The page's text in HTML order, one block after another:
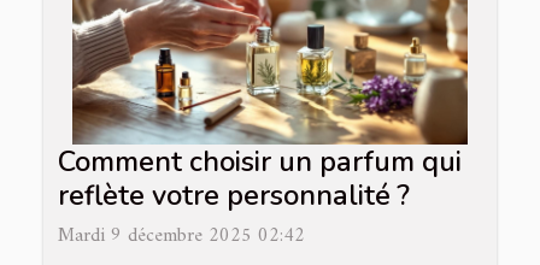
Comment choisir un parfum qui
reflète votre personnalité ?
Mardi 9 décembre 2025 02:42